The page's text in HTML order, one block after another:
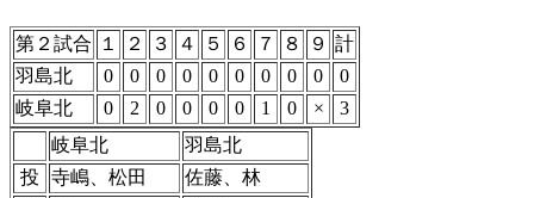
第２試合 １ ２ ３ ４ ５ ６ ７ ８ ９ 計
羽島北
0 0 0 0 0 0 0 0 0
0
岐阜北
0 2 0 0 0 0 1 0 ×
3
岐阜北
羽島北
投
寺嶋、松田
佐藤、林